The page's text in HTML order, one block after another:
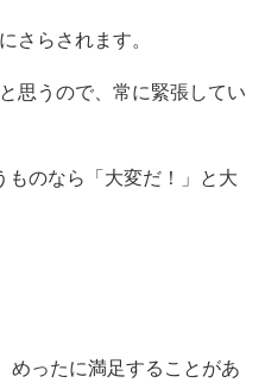
さらされます。
思うので、常に緊張してい
ものなら「大変だ！」と大
めったに満足することがあ